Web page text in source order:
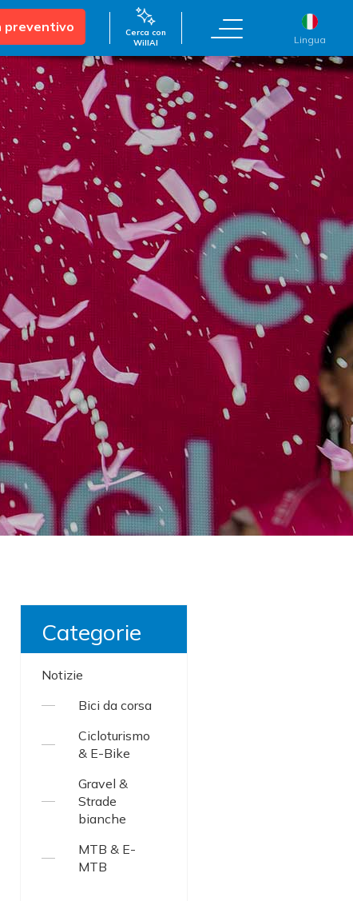
Cerca con
WillAI
preventivo
Lingua
Categorie
Notizie
Bici da corsa
Cicloturismo
& E-Bike
Gravel &
Strade
bianche
MTB & E-
MTB